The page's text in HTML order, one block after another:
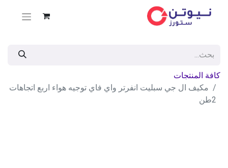
كافة المنتجات
مكيف ال جي سبليت انفرتر واي فاي توجيه هواء اربع اتجاهات
2طن